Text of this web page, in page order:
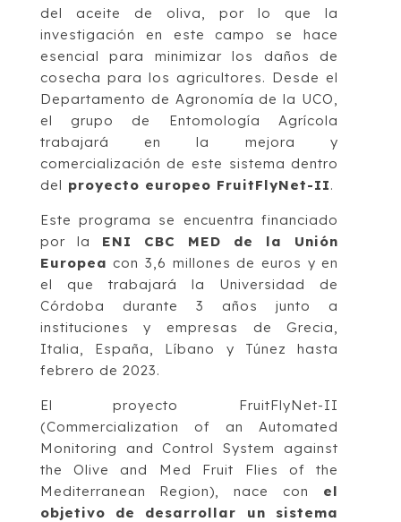
del aceite de oliva, por lo que la
investigación en este campo se hace
esencial para minimizar los daños de
cosecha para los agricultores. Desde el
Departamento de Agronomía de la UCO,
el grupo de Entomología Agrícola
trabajará en la mejora y
comercialización de este sistema dentro
del proyecto europeo FruitFlyNet-II.
Este programa se encuentra financiado
por la ENI CBC MED de la Unión
Europea con 3,6 millones de euros y en
el que trabajará la Universidad de
Córdoba durante 3 años junto a
instituciones y empresas de Grecia,
Italia, España, Líbano y Túnez hasta
febrero de 2023.
El proyecto FruitFlyNet-II
(Commercialization of an Automated
Monitoring and Control System against
the Olive and Med Fruit Flies of the
Mediterranean Region), nace con el
objetivo de desarrollar un sistema